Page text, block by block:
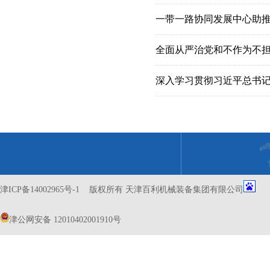
一带一路协同发展中心助
全面从严治党和不作为不
津ICP备14002965号-1 版权所有 天津百利机械装备集团有限公司
津公网安备 12010402001910号